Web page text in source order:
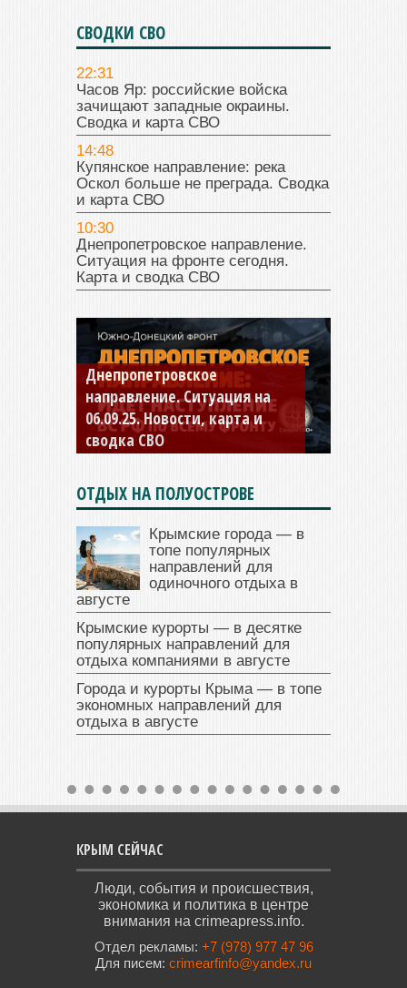
СВОДКИ СВО
22:31
Часов Яр: российские войска
зачищают западные окраины.
Сводка и карта СВО
14:48
Купянское направление: река
Оскол больше не преграда. Сводка
и карта СВО
10:30
Днепропетровское направление.
Ситуация на фронте сегодня.
Карта и сводка СВО
Константиновское
направление. Ситуация на
04.09.25 Новости, карта и
сводка СВО
ОТДЫХ НА ПОЛУОСТРОВЕ
Крымские города — в
топе популярных
направлений для
одиночного отдыха в
августе
Крымские курорты — в десятке
популярных направлений для
отдыха компаниями в августе
Города и курорты Крыма — в топе
экономных направлений для
отдыха в августе
КРЫМ СЕЙЧАС
Люди, события и происшествия,
экономика и политика в центре
внимания на crimeapress.info.
Отдел рекламы: +7 (978) 977 47 96
Для писем: crimearfinfo@yandex.ru